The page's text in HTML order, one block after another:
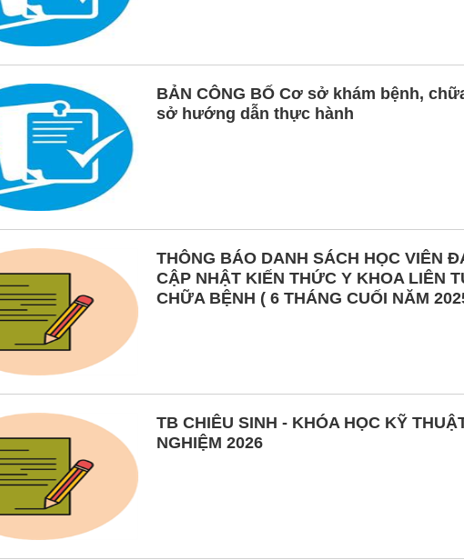
BẢN CÔNG BỐ Cơ sở khám bệnh,
sở hướng dẫn thực hành
THÔNG BÁO DANH SÁCH HỌC VIÊN
CẬP NHẬT KIẾN THỨC Y KHOA LIÊN
CHỮA BỆNH ( 6 THÁNG CUỐI NĂM
TB CHIÊU SINH - KHÓA HỌC KỸ
NGHIỆM 2026